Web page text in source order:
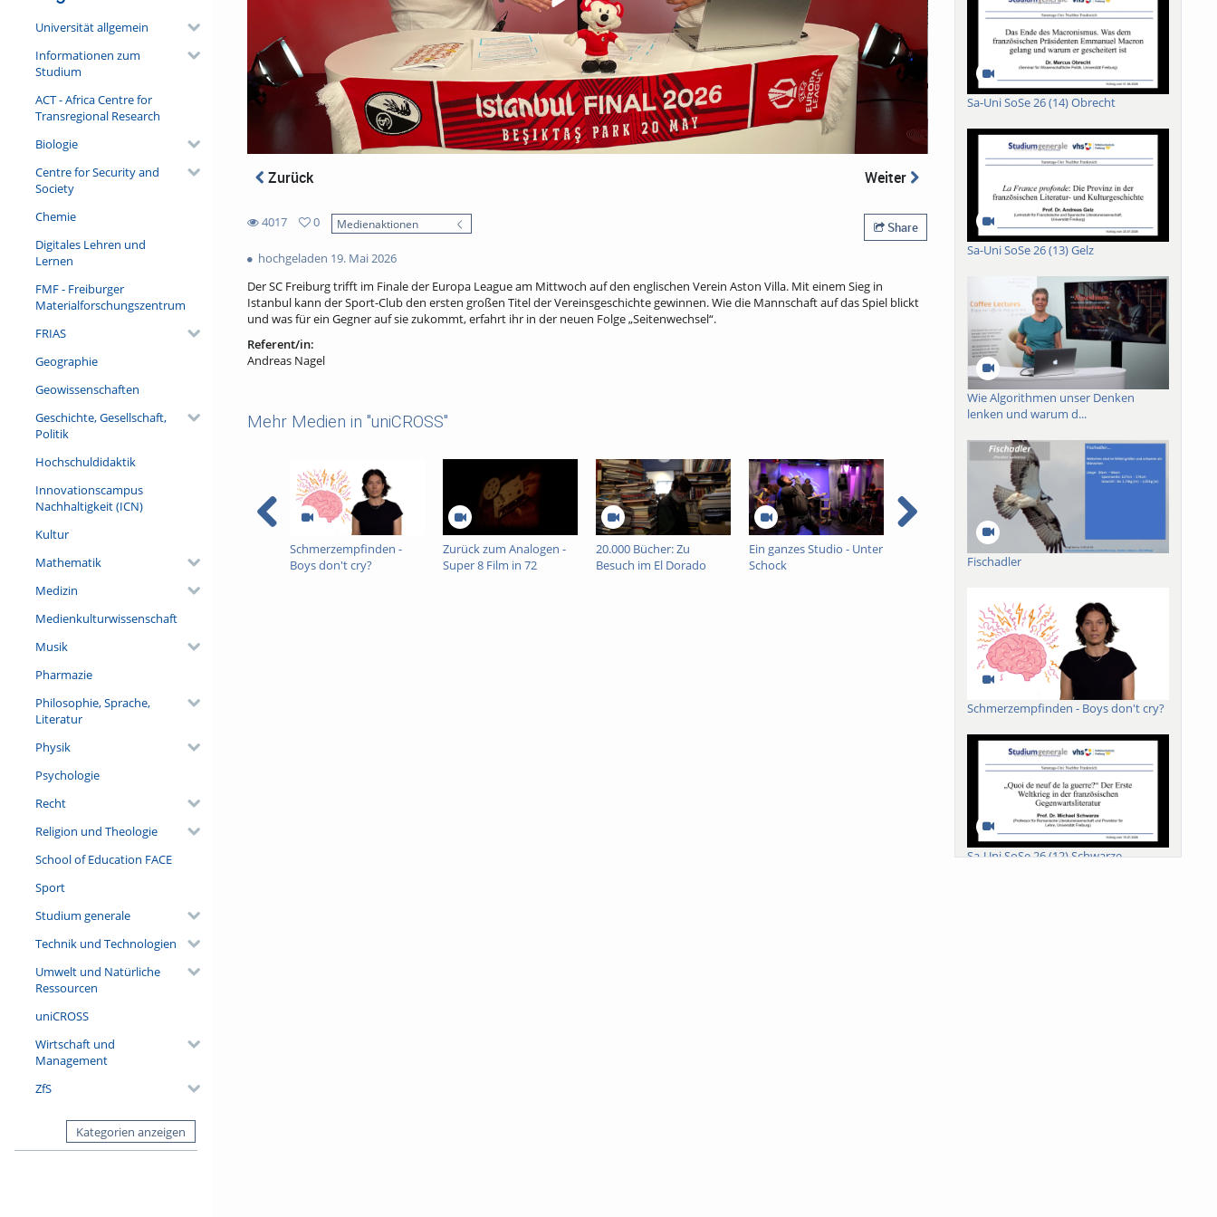
Universität allgemein
Informationen zum
Studium
ACT - Africa Centre for
Transregional Research
Biologie
Centre for Security and
Society
Chemie
Digitales Lehren und
Lernen
FMF - Freiburger
Materialforschungszentrum
FRIAS
Geographie
Geowissenschaften
Geschichte, Gesellschaft,
Politik
Hochschuldidaktik
Innovationscampus
Nachhaltigkeit (ICN)
Kultur
Mathematik
Medizin
Medienkulturwissenschaft
Musik
Pharmazie
Philosophie, Sprache,
Literatur
Physik
Psychologie
Recht
Religion und Theologie
School of Education FACE
Sport
Studium generale
Technik und Technologien
Umwelt und Natürliche
Ressourcen
uniCROSS
Wirtschaft und
Management
ZfS
Kategorien anzeigen
Zurück Weiter
4017
views
0
favorites
Medienaktionen
Share
hochgeladen 19. Mai 2026
Der SC Freiburg trifft im Finale der Europa League am Mittwoch auf den englischen Verein Aston Villa. Mit einem Sieg in
Istanbul kann der Sport-Club den ersten großen Titel der Vereinsgeschichte gewinnen. Wie die Mannschaft auf das Spiel blickt
und was für ein Gegner auf sie zukommt, erfahrt ihr in der neuen Folge „Seitenwechsel“.
Referent/in:
Andreas Nagel
Mehr Medien in "uniCROSS"
Schmerzempfinden -
Boys don't cry?
Zurück zum Analogen -
Super 8 Film in 72
20.000 Bücher: Zu
Besuch im El Dorado
Ein ganzes Studio - Unter
Schock
Ein ganzes Studio - Unter
Sommer, Sonne,
Sa-Uni SoSe 26 (14) Obrecht
Sa-Uni SoSe 26 (13) Gelz
Wie Algorithmen unser Denken
lenken und warum d...
Fischadler
Schmerzempfinden - Boys don't cry?
Sa-Uni SoSe 26 (12) Schwarze